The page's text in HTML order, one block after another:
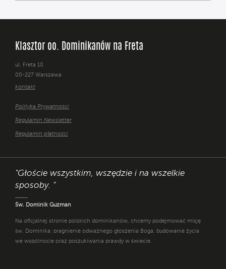
Klasztor oo. Dominikanów na Freta
ul. Freta 10
00-227 Warszawa
kontakt
Polityka Prywatności
Regulamin Newsletter
Regulamin płatności
"Głoście wszystkim, wszędzie i na wszelkie
sposoby. "
Św. Dominik Guzman
Na oficjalnej stronie polskich dominikanów, chcemy podejmować misję
św. Dominika: pragnienie odważnego głoszenia Boga, budowanie życia
we wspólnocie oraz poszukiwania prawdy w świecie.